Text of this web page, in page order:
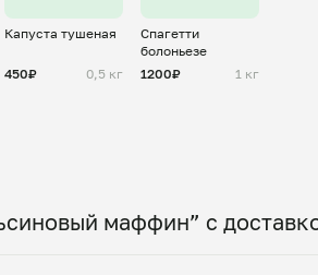
Капуста тушеная
450₽ 0,5 кг
Спагетти
болоньезе
1200₽
1 кг
маффин” с